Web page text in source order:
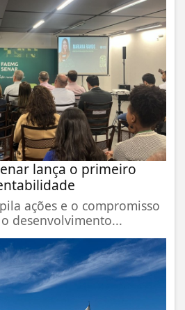
lança o primeiro
ações e o compromisso
desenvolvimento...